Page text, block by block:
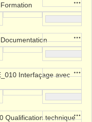
Interfaçage avec
Qualification technique